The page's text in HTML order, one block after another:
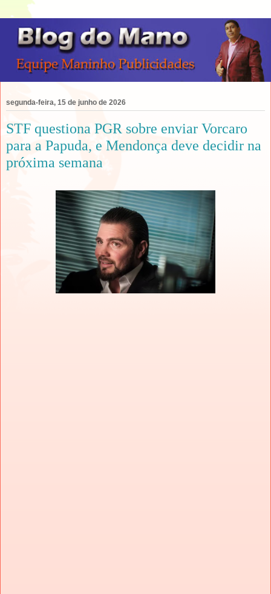
segunda-feira, 15 de junho de 2026
STF questiona PGR sobre enviar Vorcaro
para a Papuda, e Mendonça deve decidir na
próxima semana